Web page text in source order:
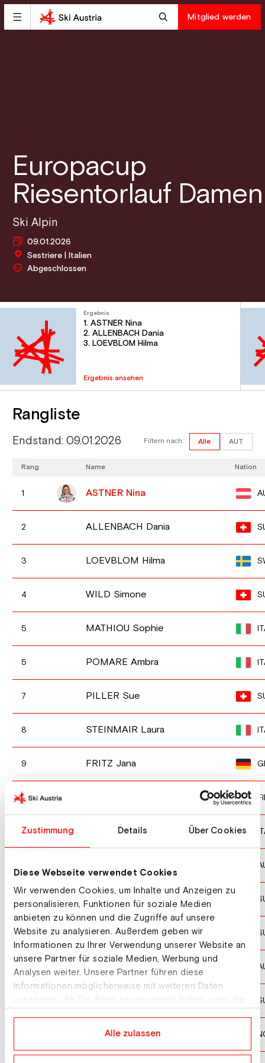
Zustimmung Details Über Cookies
Diese Webseite verwendet Cookies
Wir verwenden Cookies, um Inhalte und Anzeigen zu
personalisieren, Funktionen für soziale Medien
anbieten zu können und die Zugriffe auf unsere
Website zu analysieren. Außerdem geben wir
Informationen zu Ihrer Verwendung unserer Website an
unsere Partner für soziale Medien, Werbung und
Analysen weiter. Unsere Partner führen diese
Informationen möglicherweise mit weiteren Daten
zusammen, die Sie ihnen bereitgestellt haben oder die
Alle zulassen
Mitglied werden
Europacup
Riesentorlauf Damen
Ski Alpin
09.01.2026
Sestriere | Italien
Abgeschlossen
Ergebnis
1. ASTNER Nina
2. ALLENBACH Dania
3. LOEVBLOM Hilma
Ergebnis ansehen
Rangliste
Endstand: 09.01.2026 Filtern nach: Alle AUT
Rang Name Nation
1 ASTNER Nina
2 ALLENBACH Dania
3 LOEVBLOM Hilma
4 WILD Simone
5 MATHIOU Sophie
5 POMARE Ambra
7 PILLER Sue
8 STEINMAIR Laura
9 FRITZ Jana
9
11 AGNELLI Carole
KASPER Vanessa
14 FAUSCH Sina
15 RAICH Leonie
ZEHNDER Shaienne
SYLVESTER-DAVIK Madeleine